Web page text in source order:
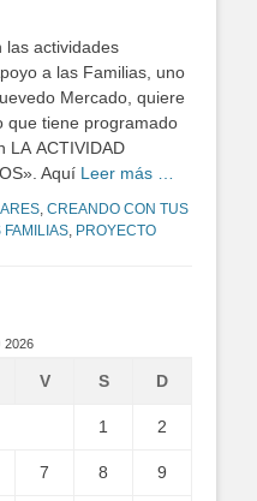
las actividades
a las Familias, uno
Mercado, quiere
que tiene programado
LA ACTIVIDAD
Aquí Leer más …
, CREANDO CON TUS
FAMILIAS, PROYECTO
2026
V S D
1 2
7 8 9